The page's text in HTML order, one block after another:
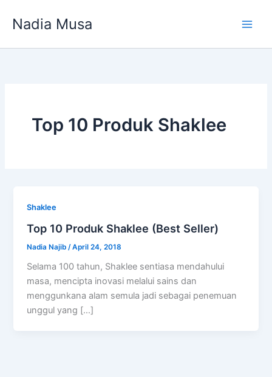
Nadia Musa
Top 10 Produk Shaklee
Shaklee
Top 10 Produk Shaklee (Best Seller)
Nadia Najib /April 24, 2018
Selama 100 tahun, Shaklee sentiasa mendahului
masa, mencipta inovasi melalui sains dan
menggunkana alam semula jadi sebagai penemuan
unggul yang […]